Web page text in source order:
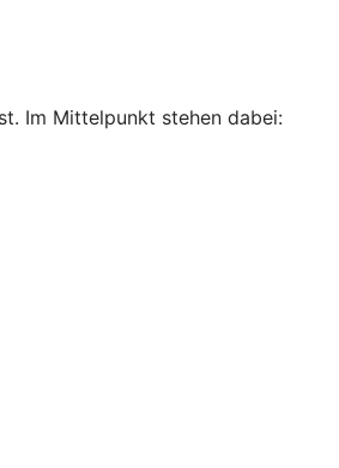
Im Mittelpunkt stehen dabei: